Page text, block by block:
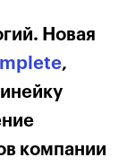
Новая
,
компании